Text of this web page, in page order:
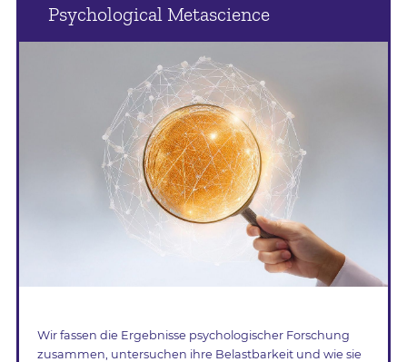
Psychological Metascience
Wir fassen die Ergebnisse psychologischer Forschung
zusammen, untersuchen ihre Belastbarkeit und wie sie